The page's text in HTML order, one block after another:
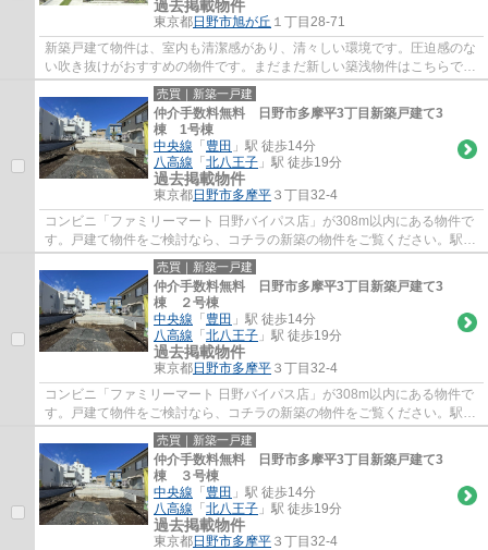
過去掲載物件
東京都日野市旭が丘 １丁目28-71
新築戸建て物件は、室内も清潔感があり、清々しい環境です。圧迫感のな
い吹き抜けがおすすめの物件です。まだまだ新しい築浅物件はこちらで
す。不動産の購入は人生の中でも大きなお買...
売買｜新築一戸建
仲介手数料無料 日野市多摩平3丁目新築戸建て3
棟 1号棟
中央線 「 豊田 」駅 徒歩14分
八高線 「 北八王子 」駅 徒歩19分
過去掲載物件
東京都日野市多摩平 ３丁目32-4
コンビニ「ファミリーマート 日野バイパス店」が308m以内にある物件で
す。戸建て物件をご検討なら、コチラの新築の物件をご覧ください。駅か
ら徒歩14分に位置する物件です。駐車がしや...
売買｜新築一戸建
仲介手数料無料 日野市多摩平3丁目新築戸建て3
棟 ２号棟
中央線 「 豊田 」駅 徒歩14分
八高線 「 北八王子 」駅 徒歩19分
過去掲載物件
東京都日野市多摩平 ３丁目32-4
コンビニ「ファミリーマート 日野バイパス店」が308m以内にある物件で
す。戸建て物件をご検討なら、コチラの新築の物件をご覧ください。駅か
ら徒歩14分に位置する物件です。駐車がしや...
売買｜新築一戸建
仲介手数料無料 日野市多摩平3丁目新築戸建て3
棟 ３号棟
中央線 「 豊田 」駅 徒歩14分
八高線 「 北八王子 」駅 徒歩19分
過去掲載物件
東京都日野市多摩平 ３丁目32-4